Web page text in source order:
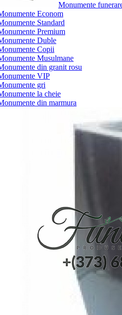
Monumente
Econom
Standard
Premium
Duble
Copii
Musulmane
din granit rosu
VIP
gri
la cheie
din marmura